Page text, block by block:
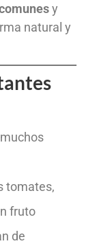
y
natural y
tomates,
fruto
de